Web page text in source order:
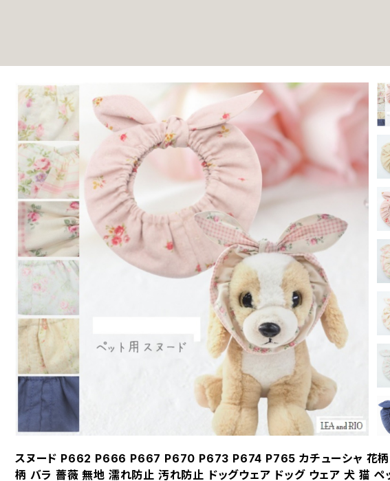
スヌード P662 P666 P667 P670 P673 P674 P765 カチューシャ 花
柄 バラ 薔薇 無地 濡れ防止 汚れ防止 ドッグウェア ドッグ ウェア 犬 猫 ペ